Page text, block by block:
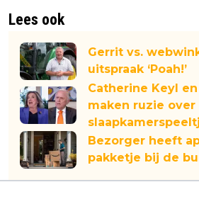
Lees ook
Gerrit vs.
uitspraak ‘Poah!’
Catherine Keyl
maken ruzie over
Bezorger heeft
pakketje bij de